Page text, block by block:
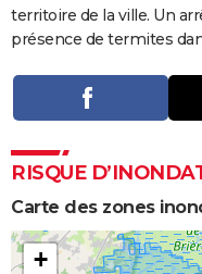
FORUM
Lifestyle
Sport
Television
Cinema
territoire de la ville. Un
présence de termites
RISQUE
Carte des zones
+